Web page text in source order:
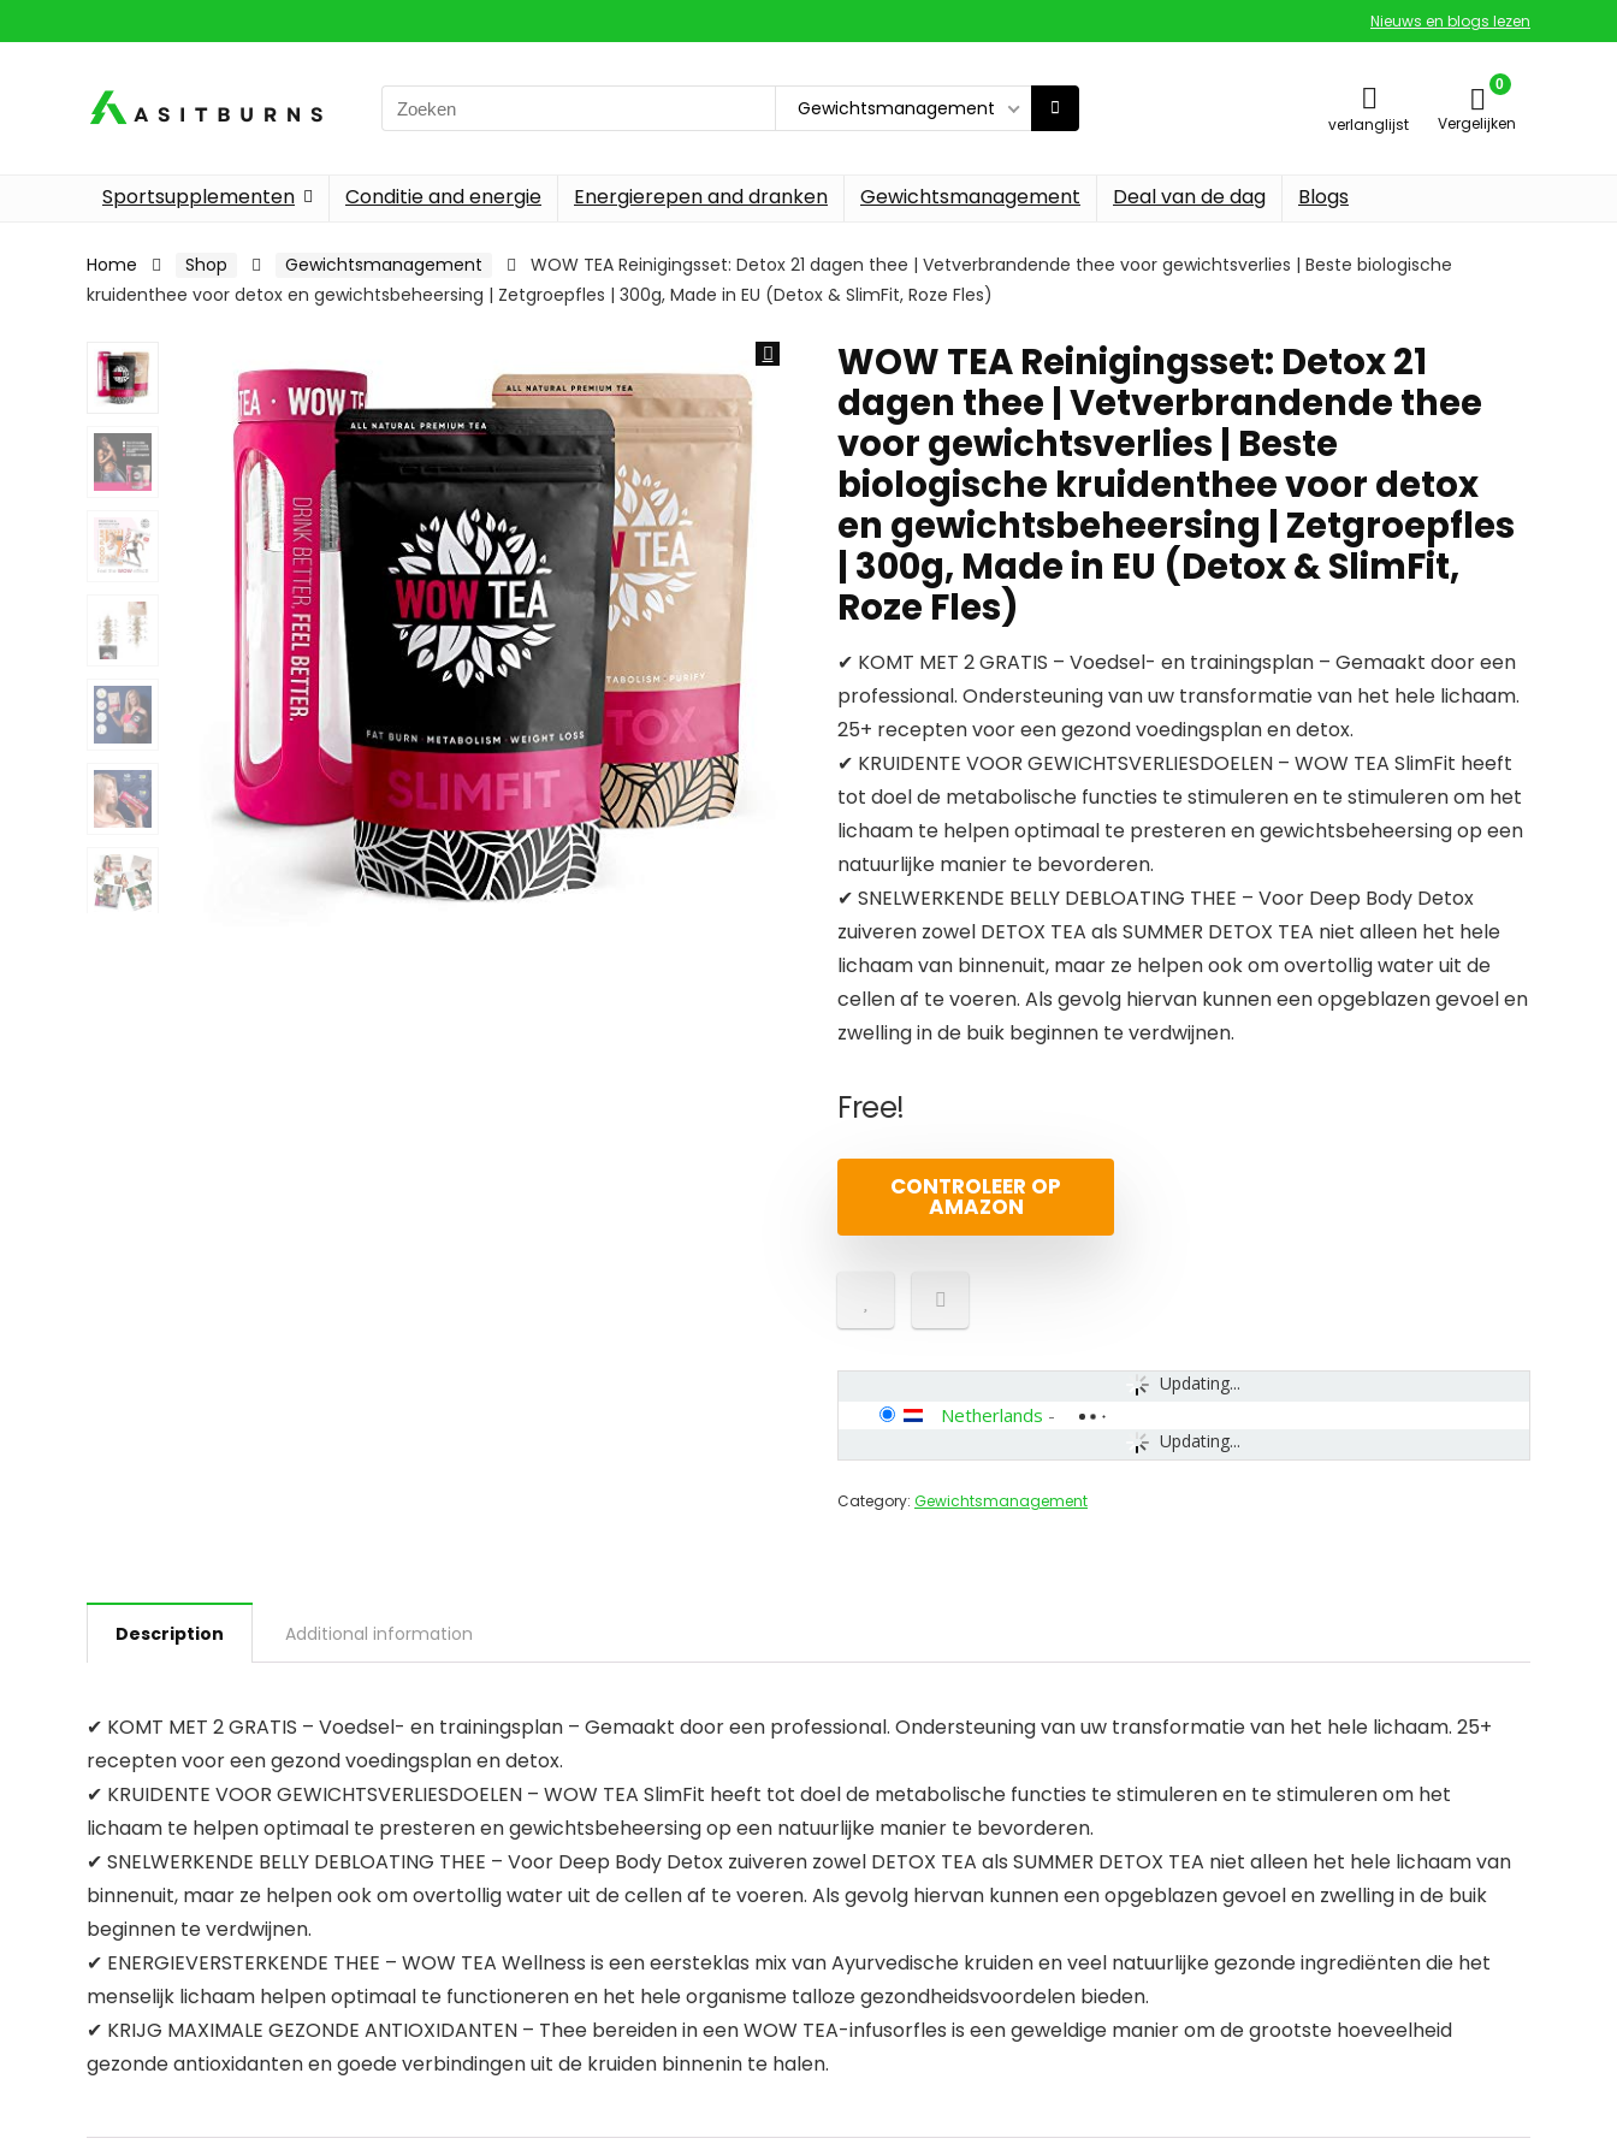
Nieuws en blogs lezen
Search
for:
Gewichtsmanagement
verlanglijst
0
Vergelijken
Sportsupplementen Conditie and energie Energierepen and dranken Gewichtsmanagement Deal van de dag Blogs
Home Shop Gewichtsmanagement
WOW TEA Reinigingsset: Detox 21 dagen thee | Vetverbrandende thee voor gewichtsverlies | Beste biologische
kruidenthee voor detox en gewichtsbeheersing | Zetgroepfles | 300g, Made in EU (Detox & SlimFit, Roze Fles)
WOW TEA Reinigingsset: Detox 21
dagen thee | Vetverbrandende thee
voor gewichtsverlies | Beste
biologische kruidenthee voor detox
en gewichtsbeheersing | Zetgroepfles
| 300g, Made in EU (Detox & SlimFit,
Roze Fles)
✔ KOMT MET 2 GRATIS – Voedsel- en trainingsplan – Gemaakt door een
professional. Ondersteuning van uw transformatie van het hele lichaam.
25+ recepten voor een gezond voedingsplan en detox.
✔ KRUIDENTE VOOR GEWICHTSVERLIESDOELEN – WOW TEA SlimFit heeft
tot doel de metabolische functies te stimuleren en te stimuleren om het
lichaam te helpen optimaal te presteren en gewichtsbeheersing op een
natuurlijke manier te bevorderen.
✔ SNELWERKENDE BELLY DEBLOATING THEE – Voor Deep Body Detox
zuiveren zowel DETOX TEA als SUMMER DETOX TEA niet alleen het hele
lichaam van binnenuit, maar ze helpen ook om overtollig water uit de
cellen af te voeren. Als gevolg hiervan kunnen een opgeblazen gevoel en
zwelling in de buik beginnen te verdwijnen.
Free!
CONTROLEER OP
AMAZON
Updating...
Updating...
Netherlands -
Category: Gewichtsmanagement
Description Additional information
✔ KOMT MET 2 GRATIS – Voedsel- en trainingsplan – Gemaakt door een professional. Ondersteuning van uw transformatie van het hele lichaam. 25+
recepten voor een gezond voedingsplan en detox.
✔ KRUIDENTE VOOR GEWICHTSVERLIESDOELEN – WOW TEA SlimFit heeft tot doel de metabolische functies te stimuleren en te stimuleren om het
lichaam te helpen optimaal te presteren en gewichtsbeheersing op een natuurlijke manier te bevorderen.
✔ SNELWERKENDE BELLY DEBLOATING THEE – Voor Deep Body Detox zuiveren zowel DETOX TEA als SUMMER DETOX TEA niet alleen het hele lichaam van
binnenuit, maar ze helpen ook om overtollig water uit de cellen af te voeren. Als gevolg hiervan kunnen een opgeblazen gevoel en zwelling in de buik
beginnen te verdwijnen.
✔ ENERGIEVERSTERKENDE THEE – WOW TEA Wellness is een eersteklas mix van Ayurvedische kruiden en veel natuurlijke gezonde ingrediënten die het
menselijk lichaam helpen optimaal te functioneren en het hele organisme talloze gezondheidsvoordelen bieden.
✔ KRIJG MAXIMALE GEZONDE ANTIOXIDANTEN – Thee bereiden in een WOW TEA-infusorfles is een geweldige manier om de grootste hoeveelheid
gezonde antioxidanten en goede verbindingen uit de kruiden binnenin te halen.